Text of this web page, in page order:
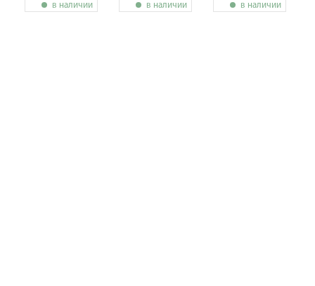
в наличии в наличии в наличии